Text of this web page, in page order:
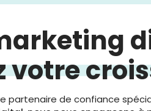
votre
partenaire de confiance